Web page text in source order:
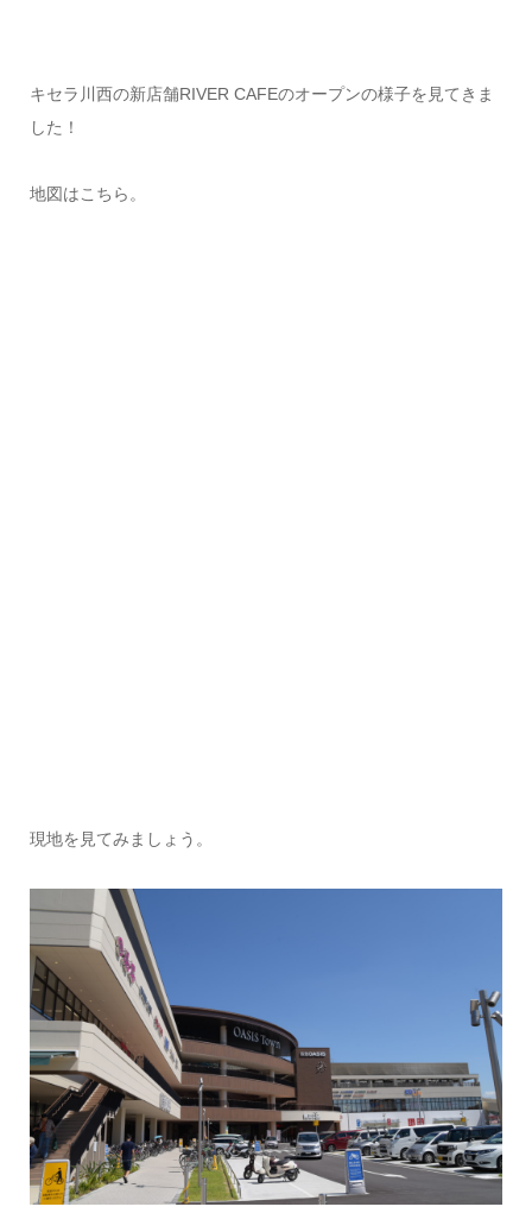
キセラ川西の新店舗RIVER CAFEのオープンの様子を見てきま
した！
地図はこちら。
現地を見てみましょう。